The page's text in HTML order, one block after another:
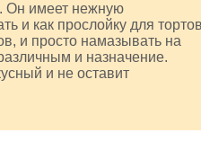
Он имеет нежную
и как прослойку для
и просто намазывать на
и назначение.
и не оставит